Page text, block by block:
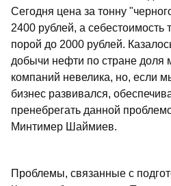
Сегодня цена за тонну
2400 рублей, а себестоимость
порой до 2000 рублей.
добычи нефти по стране
компаний невелика, но, если
бизнес развивался,
пренебрегать данной
Минтимер Шаймиев.
Проблемы, связанные с